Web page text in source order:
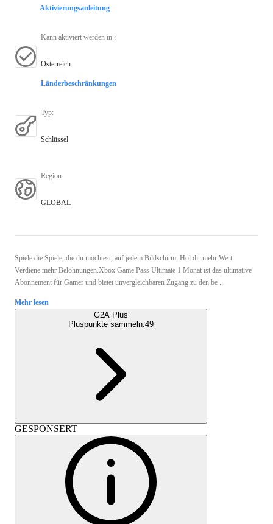
Aktivierungsanleitung
Kann aktiviert werden in :
Österreich
Länderbeschränkungen
Typ:
Schlüssel
Region:
GLOBAL
Spiele die Spiele, die du möchtest, auf jedem Bildschirm. Hol dir mehr Wert.
Verdiene mehr Belohnungen.Xbox Game Pass Ultimate 1 Monat ist das ultimative
Abonnement für Gamer und bietet unvergleichbaren Zugang zu den be ...
Mehr lesen
G2A Plus
Pluspunkte sammeln:49
GESPONSERT